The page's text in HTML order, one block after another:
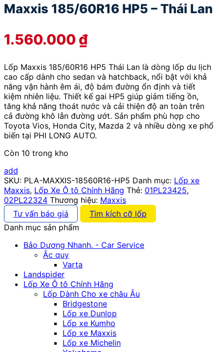
Maxxis 185/60R16 HP5 – Thái Lan
1.560.000 ₫
Lốp Maxxis 185/60R16 HP5 Thái Lan là dòng lốp du lịch
cao cấp dành cho sedan và hatchback, nổi bật với khả
năng vận hành êm ái, độ bám đường ổn định và tiết
kiệm nhiên liệu. Thiết kế gai HP5 giúp giảm tiếng ồn,
tăng khả năng thoát nước và cải thiện độ an toàn trên
cả đường khô lẫn đường ướt. Sản phẩm phù hợp cho
Toyota Vios, Honda City, Mazda 2 và nhiều dòng xe phổ
biến tại PHI LONG AUTO.
Còn 10 trong kho
add
SKU: PLA-MAXXIS-18560R16-HP5 Danh mục: Lốp xe
Maxxis, Lốp Xe Ô tô Chính Hãng Thẻ: 01PL23425,
02PL22324 Thương hiệu: Maxxis
Tư vấn báo giá
Tìm kích cỡ lốp
Danh mục sản phẩm
Bảo Dương Nhanh. - Car Service
Ắc quy
Varta
Landspider
Lốp Xe Ô tô Chính Hãng
Lốp Dành Cho xe châu Âu
Bridgestone
Lốp xe Dunlop
Lốp xe Kumho
Lốp xe Maxxis
Lốp xe Michelin